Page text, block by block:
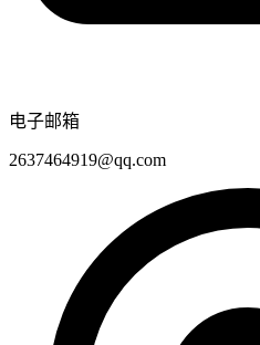
电子邮箱
2637464919@qq.com